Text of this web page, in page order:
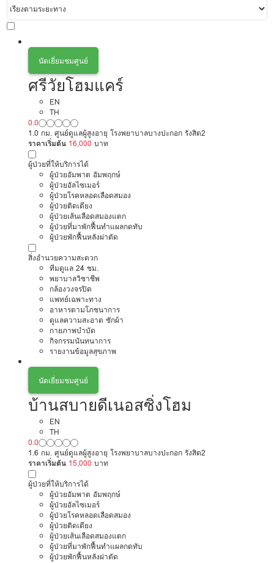
นัดเยี่ยมชมศูนย์
ศรีวัยโฮมแคร์
EN
TH
0.0
1.0 กม. ศูนย์ดูแลผู้สูงอายุ โรงพยาบาลบางปะกอก รังสิต2
ราคาเริ่มต้น 16,000 บาท
ผู้ป่วยที่ให้บริการได้
ผู้ป่วยอัมพาต อัมพฤกษ์
ผู้ป่วยอัลไซเมอร์
ผู้ป่วยโรคหลอดเลือดสมอง
ผู้ป่วยติดเตียง
ผู้ป่วยเส้นเลือดสมองแตก
ผู้ป่วยที่มาพักฟื้นทำแผลกดทับ
ผู้ป่วยพักฟื้นหลังผ่าตัด
สิ่งอำนวยความสะดวก
ทีมดูแล 24 ชม.
พยาบาลวิชาชีพ
กล้องวงจรปิด
แพทย์เฉพาะทาง
อาหารตามโภชนาการ
ดูแลความสะอาด ซักผ้า
กายภาพบำบัด
กิจกรรมนันทนาการ
รายงานข้อมูลสุขภาพ
นัดเยี่ยมชมศูนย์
บ้านสบายดีเนอสซิ่งโฮม
EN
TH
0.0
1.6 กม. ศูนย์ดูแลผู้สูงอายุ โรงพยาบาลบางปะกอก รังสิต2
ราคาเริ่มต้น 15,000 บาท
ผู้ป่วยที่ให้บริการได้
ผู้ป่วยอัมพาต อัมพฤกษ์
ผู้ป่วยอัลไซเมอร์
ผู้ป่วยโรคหลอดเลือดสมอง
ผู้ป่วยติดเตียง
ผู้ป่วยเส้นเลือดสมองแตก
ผู้ป่วยที่มาพักฟื้นทำแผลกดทับ
ผู้ป่วยพักฟื้นหลังผ่าตัด